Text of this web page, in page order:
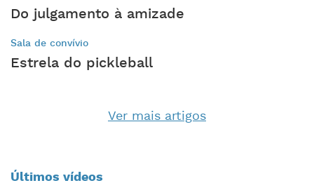
Do julgamento à amizade
Sala de convívio
Estrela do pickleball
Ver mais artigos
Últimos vídeos